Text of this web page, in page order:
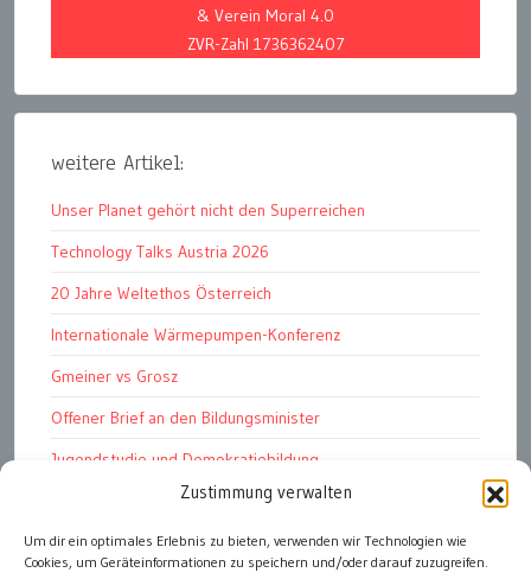
Zustimmung verwalten
Um dir ein optimales Erlebnis zu bieten, verwenden wir Technologien wie
Cookies, um Geräteinformationen zu speichern und/oder darauf zuzugreifen.
& Verein Moral 4.0
ZVR-Zahl 1736362407
weitere Artikel:
Unser Planet gehört nicht den Superreichen
Technology Talks Austria 2026
20 Jahre Weltethos Österreich
Internationale Wärmepumpen-Konferenz
Gmeiner vs Grosz
Offener Brief an den Bildungsminister
Jugendstudie und Demokratiebildung
Solschenizyn, Dugin und der Westen
Finanzindustrie manipuliert Schüler